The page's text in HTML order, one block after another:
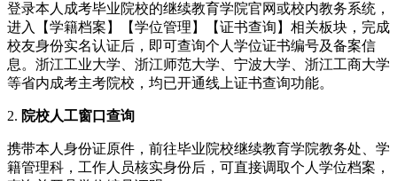
登录本人成考毕业院校的继续教育学院官网或校内教务系统，
进入【学籍档案】【学位管理】【证书查询】相关板块，完成
校友身份实名认证后，即可查询个人学位证书编号及备案信
息。浙江工业大学、浙江师范大学、宁波大学、浙江工商大学
等省内成考主考院校，均已开通线上证书查询功能。
2. 院校人工窗口查询
携带本人身份证原件，前往毕业院校继续教育学院教务处、学
籍管理科，工作人员核实身份后，可直接调取个人学位档案，